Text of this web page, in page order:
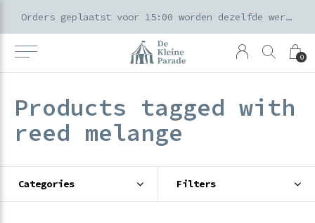
0
Orders geplaatst voor 15:00 worden dezelfde werkdag verzonden
Products tagged with
reed melange
Categories Filters